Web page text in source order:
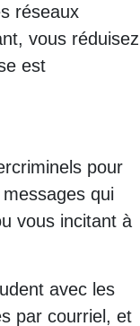
réseaux
vous réduisez
est
pour
qui
vous incitant à
avec les
par courriel, et